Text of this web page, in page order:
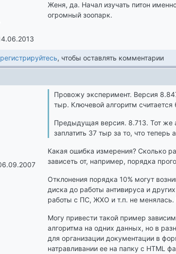
Женя, да. Начал изучать питон
огромный зоопарк.
, чтобы оставлять комментарии
Провожу эксперимент. Версия
тыр. Ключевой алгоритм считается
Предыдущая версия. 8.713. Тот же
заплатить 37 тыр за то, что теперь
Какая ошибка измерения? Сколько
зависеть от, например, порядка
Отклонения порядка 10% могут
диска до работы антивируса и
работы с ПС, ЖХО и т.п. не менялась.
Могу привести такой пример
алгоритма на одних данных, но в
для организации документации в
натравливании ее на папку с HTML